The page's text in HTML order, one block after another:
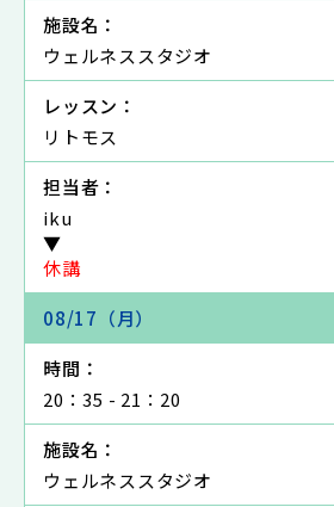
施設名：
ウェルネススタジオ
レッスン：
リトモス
担当者：
iku
▼
休講
08/17（月）
時間：
20：35 - 21：20
施設名：
ウェルネススタジオ